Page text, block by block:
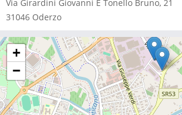
Via Girardini Giovanni E Tonello Bruno, 21
31046 Oderzo
+
−